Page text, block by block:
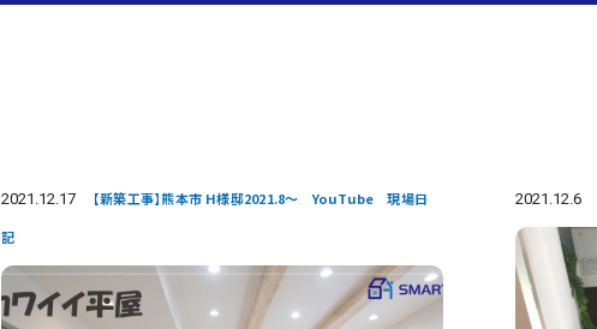
2021.12.17
【新築工事】熊本市 H様邸2021.8～ YouTube 現場日
記
2021.12.6